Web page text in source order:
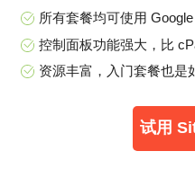
所有套餐均可使用
控制面板功能强大，比
资源丰富，入门套餐也是
试用